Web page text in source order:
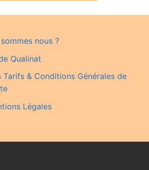
nous ?
Qualinat
Tarifs & Conditions Générales de
Légales